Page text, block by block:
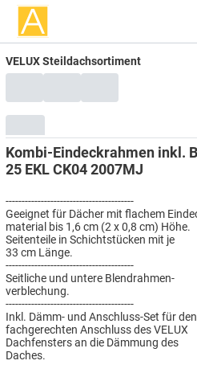
VELUX Steildachsortiment
Kombi-Eindeckrahmen inkl.
25 EKL CK04 2007MJ
----------------------------------------
Geeignet für Dächer mit flachem
material bis 1,6 cm (2 x 0,8 cm) Höhe.
Seitenteile in Schichtstücken mit je
33 cm Länge.
----------------------------------------
Seitliche und untere Blendrahmen-
verblechung.
----------------------------------------
Inkl. Dämm- und Anschluss-Set für den
fachgerechten Anschluss des VELUX
Dachfensters an die Dämmung des
Daches.